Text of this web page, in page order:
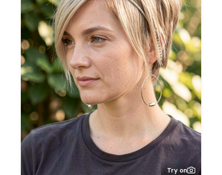
Try on